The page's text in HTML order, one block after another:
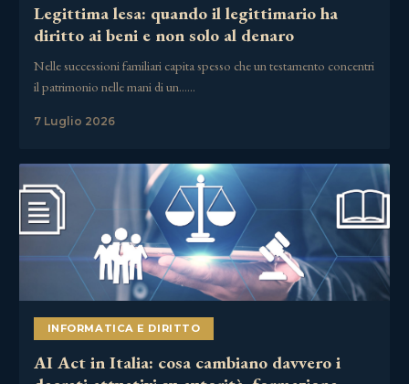
Legittima lesa: quando il legittimario ha
diritto ai beni e non solo al denaro
Nelle successioni familiari capita spesso che un testamento concentri
il patrimonio nelle mani di un……
7 Luglio 2026
INFORMATICA E DIRITTO
AI Act in Italia: cosa cambiano davvero i